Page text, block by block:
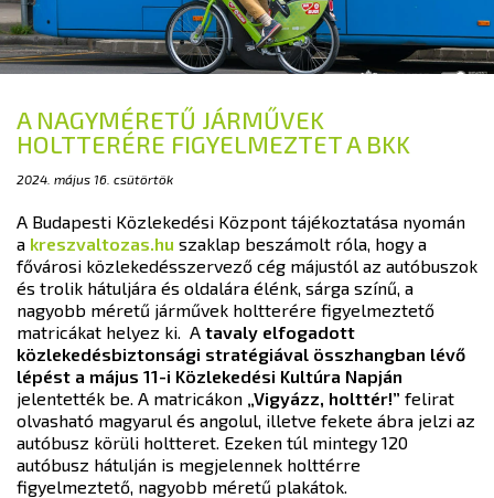
A NAGYMÉRETŰ JÁRMŰVEK
HOLTTERÉRE FIGYELMEZTET A BKK
2024. május 16. csütörtök
A Budapesti Közlekedési Központ tájékoztatása nyomán
a kreszvaltozas.hu szaklap beszámolt róla, hogy a
fővárosi közlekedésszervező cég májustól az autóbuszok
és trolik hátuljára és oldalára élénk, sárga színű, a
nagyobb méretű járművek holtterére figyelmeztető
matricákat helyez ki. A tavaly elfogadott
közlekedésbiztonsági stratégiával összhangban lévő
lépést a május 11-i Közlekedési Kultúra Napján
jelentették be. A matricákon „Vigyázz, holttér!” felirat
olvasható magyarul és angolul, illetve fekete ábra jelzi az
autóbusz körüli holtteret. Ezeken túl mintegy 120
autóbusz hátulján is megjelennek holttérre
figyelmeztető, nagyobb méretű plakátok.